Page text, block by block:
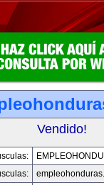
Vendido!